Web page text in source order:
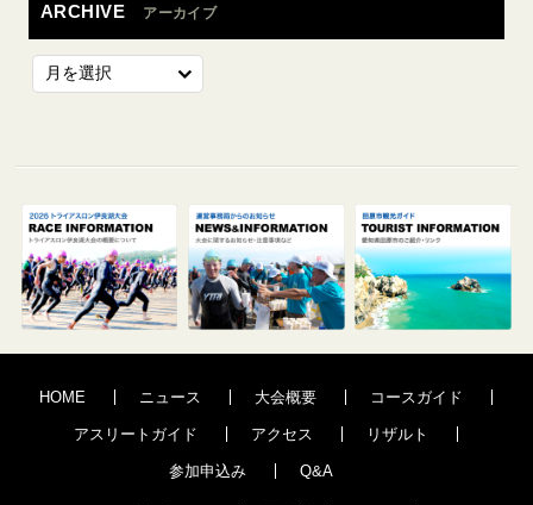
ARCHIVE アーカイブ
HOME ニュース 大会概要 コースガイド
アスリートガイド アクセス リザルト
参加申込み Q&A